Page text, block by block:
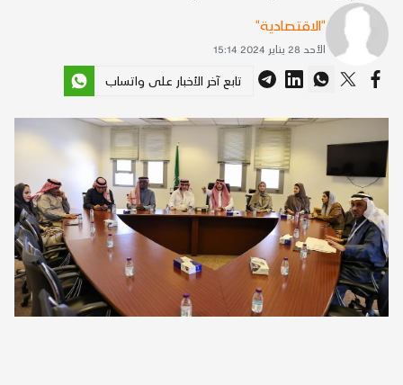
"الاقتصادية"
الأحد 28 يناير 2024 15:14
تابع آخر الأخبار على واتساب